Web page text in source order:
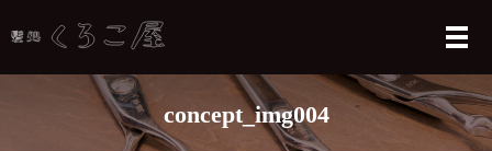
メ
concept_img004